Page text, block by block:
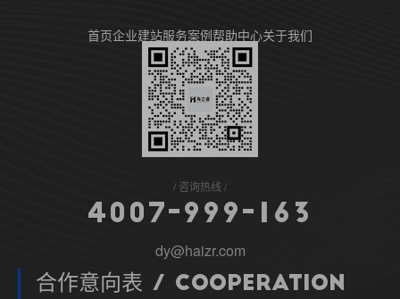
首页企业建站服务案例帮助中心关于我们
咨询热线
4 0 0 7- 9 9 9 - 6 3
dy@haizr.com
合作意向表 / Cooperation